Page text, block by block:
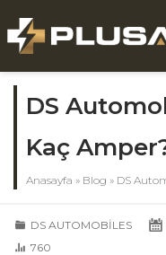
DS
Kaç
Anasayfa » Blog » DS
DS AUTOMOBILES
760